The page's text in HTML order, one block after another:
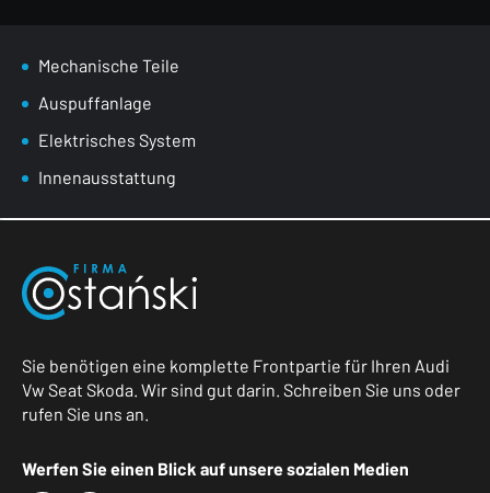
Mechanische Teile
Auspuffanlage
Elektrisches System
Innenausstattung
Sie benötigen eine komplette Frontpartie für Ihren Audi
Vw Seat Skoda. Wir sind gut darin. Schreiben Sie uns oder
rufen Sie uns an.
Werfen Sie einen Blick auf unsere sozialen Medien